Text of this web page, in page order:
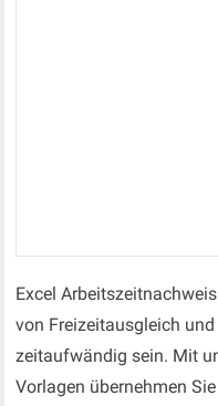
Excel
von Freizeitausgleich
zeitaufwändig sein. Mit
Vorlagen übernehmen